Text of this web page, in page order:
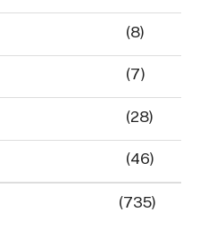
(8)
(7)
(28)
(46)
(735)